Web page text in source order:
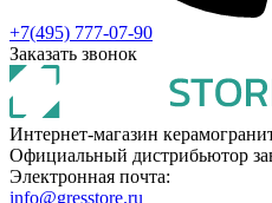
+7(495) 777-07-90
Заказать звонок
Интернет-магазин
Официальный дистрибьютор
Электронная почта:
info@gresstore.ru